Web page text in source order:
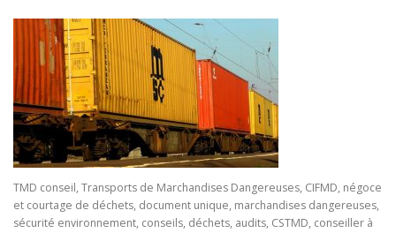
TMD conseil, Transports de Marchandises Dangereuses, CIFMD, négoce
et courtage de déchets, document unique, marchandises dangereuses,
sécurité environnement, conseils, déchets, audits, CSTMD, conseiller à